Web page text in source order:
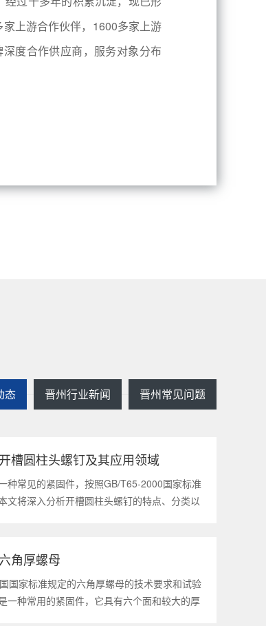
上游合作伙伴，1600多家上游
度合作供应商，服务对象分布
态 晋州行业新闻 晋州常见问题
槽圆柱头螺钉及其应用领域
种常见的紧固件，按照GB/T65-2000国家标准
文将深入分析开槽圆柱头螺钉的特点、分类以
者更好地了解和应用该种螺钉。什么是
角厚螺母
国家标准规定的六角厚螺母的技术要求和试验
一种常用的紧固件，它具有六个面和较大的厚
更大的力矩和耐久性的紧固装配。六角厚螺母